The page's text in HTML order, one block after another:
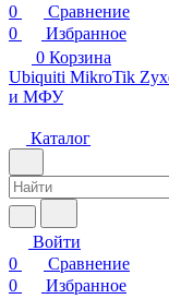
0
Сравнение
0
Избранное
0 Корзина
Ubiquiti MikroTik
и МФУ
Каталог
Войти
0
Сравнение
0
Избранное